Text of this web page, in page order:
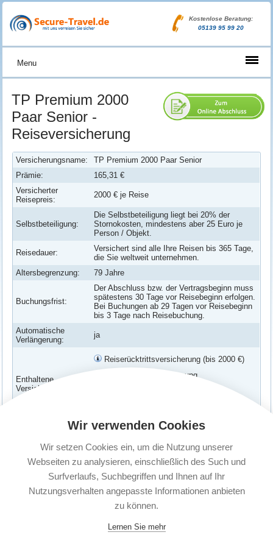
Kostenlose Beratung:
05139 95 99 20
Menu
TP Premium 2000
Paar Senior -
Reiseversicherung
Versicherungsname:
TP Premium 2000 Paar Senior
Prämie:
165,31 €
Versicherter
Reisepreis:
2000 € je Reise
Selbstbeteiligung:
Die Selbstbeteiligung liegt bei 20% der
Stornokosten, mindestens aber 25 Euro je
Person / Objekt.
Reisedauer:
Versichert sind alle Ihre Reisen bis 365 Tage,
die Sie weltweit unternehmen.
Altersbegrenzung:
79 Jahre
Buchungsfrist:
Der Abschluss bzw. der Vertragsbeginn muss
spätestens 30 Tage vor Reisebeginn erfolgen.
Bei Buchungen ab 29 Tagen vor Reisebeginn
bis 3 Tage nach Reisebuchung.
Automatische
Verlängerung:
ja
Enthaltene
Versicherungen:
Reiserücktrittsversicherung (bis 2000 €)
Reiseabbruchversicherung
Paar: Zwei Erwachsene (unabhängig vom
Kündigungsfrist:
1 Monat vor Ablauf
Wir verwenden Cookies
Wir setzen Cookies ein, um die Nutzung unserer
Webseiten zu analysieren, einschließlich des Such und
Surfverlaufs, Suchbegriffen und Ihnen auf Ihr
Nutzungsverhalten angepasste Informationen anbieten
zu können.
Lernen Sie mehr